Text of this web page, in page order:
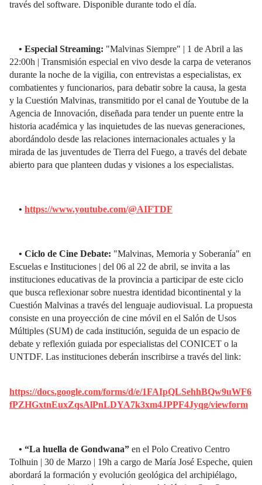
través del software. Disponible durante todo el día.
• Especial Streaming: "Malvinas Siempre" | 1 de Abril a las
22:00h | Transmisión especial en vivo desde la carpa de veteranos
durante la noche de la vigilia, con entrevistas a especialistas, ex
combatientes y funcionarios, para debatir sobre la causa, la gesta
y la Cuestión Malvinas, transmitido por el canal de Youtube de la
Agencia de Innovación, diseñada para tender un puente entre la
historia académica y las inquietudes de las nuevas generaciones,
abordándolo desde las relaciones internacionales actuales y la
mirada de las juventudes de Tierra del Fuego, a través del debate
abierto para que planteen dudas y visiones a los especialistas.
• https://www.youtube.com/@AIFTDF
• Ciclo de Cine Debate: "Malvinas, Memoria y Soberanía" en
Escuelas e Instituciones | del 06 al 22 de abril, se invita a las
instituciones educativas de la provincia a participar de este ciclo
que busca reflexionar sobre nuestra identidad bicontinental y la
Cuestión Malvinas a través del lenguaje audiovisual. La propuesta
consiste en una proyección de cine móvil en el Salón de Usos
Múltiples (SUM) de cada institución, seguida de un espacio de
debate y reflexión guiada por especialistas del CONICET o la
UNTDF. Las instituciones deberán inscribirse a través del link:
https://docs.google.com/forms/d/e/1FAIpQLSehhBQw9uWF6
fPZHGxtnEuxZqsAlPnLDYA7k3xm4JPPF4Jyqg/viewform
• “La huella de Gondwana” en el Polo Creativo Centro
Tolhuin | 30 de Marzo | 19h a cargo de María José Espeche, quien
abordará la formación y evolución geológica del archipiélago,